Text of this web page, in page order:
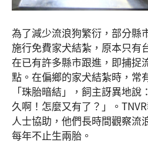
為了減少流浪狗繁衍，部分縣
施行免費家犬結紮，原本只有
在已有許多縣市跟進，即捕捉
點。在偏鄉的家犬結紮時，常
「珠胎暗結」，飼主訝異地
久啊！怎麼又有了？」。
人士協助，他們長時間觀察流
每年不止生兩胎。